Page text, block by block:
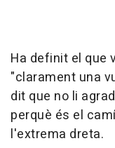
Ha definit el que
"clarament una
dit que no li
perquè és el
l'extrema dreta.